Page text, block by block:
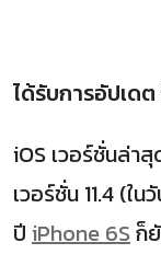
ได้รับการอัปเด
iOS เวอร์ชั่นล่า
เวอร์ชั่น 11.4 (ใ
ปี iPhone 6Sก็